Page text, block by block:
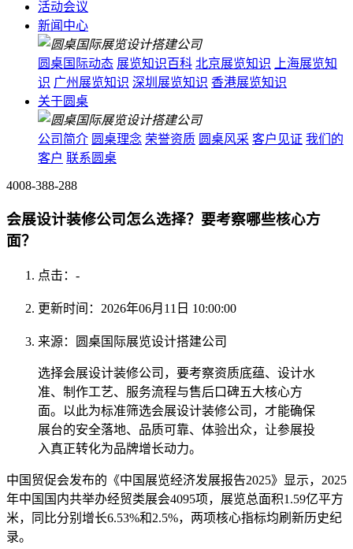
活动会议
新闻中心
圆桌国际动态 展览知识百科 北京展览知识
上海展览知
识 广州展览知识 深圳展览知识 香港展览知识
关于圆桌
公司简介 圆桌理念 荣誉资质 圆桌风采 客户见证 我们的
客户 联系圆桌
4008-388-288
会展设计装修公司怎么选择？要考察哪些核心方
面？
点击： -
更新时间：2026年06月11日 10:00:00
来源：圆桌国际展览设计搭建公司
选择会展设计装修公司，要考察资质底蕴、设计水
准、制作工艺、服务流程与售后口碑五大核心方
面。以此为标准筛选会展设计装修公司，才能确保
展台的安全落地、品质可靠、体验出众，让参展投
入真正转化为品牌增长动力。
中国贸促会发布的《中国展览经济发展报告2025》显示，2025
年中国国内共举办经贸类展会4095项，展览总面积1.59亿平方
米，同比分别增长6.53%和2.5%，两项核心指标均刷新历史纪
录。